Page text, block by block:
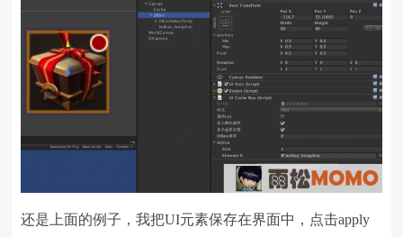
还是上面的例子，我把UI元素保存在界面中，点击apply